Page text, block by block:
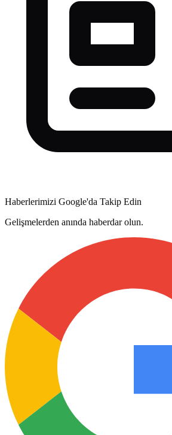
Haberlerimizi Google'da Takip Edin
Gelişmelerden anında haberdar olun.